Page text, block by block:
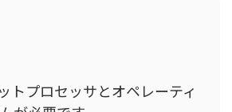
トプロセッサとオペレーティ